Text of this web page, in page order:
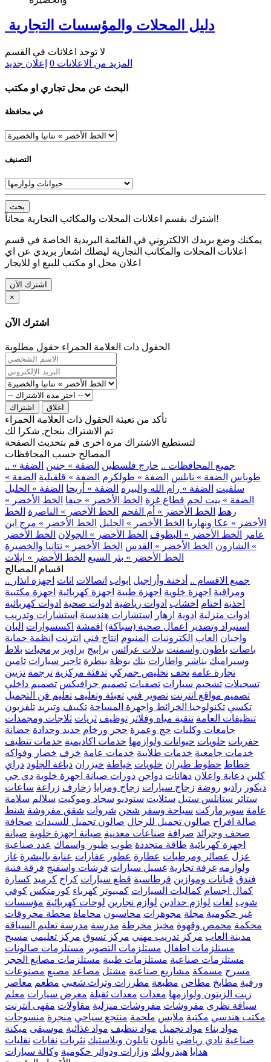
دليل المحلات والمؤسسات التجارية
لا توجد اعلانات في القسم
المزيد من الاعلانات 0 إعلان جديد
البحث عن محل تجاري او مكتب
في محافظة
التصنيف
بحث
اشترك بقسم اعلانات المحلات والمكاتب التجارية مجاناً!
يمكنك وضع بريدك الالكتروني في القائمة البريدية الخاصة في قسم
اعلانات المحلات والمكاتب التجارية ليصلك اشعار بريدي عن اي
اعلان محل او مكتب للبيع او للايجار
اشترك الآن
×
اشترك الآن
الحقول ذات العلامة الحمراء حقول مطلوبة
اشتراك اغلاق
تأكد من تعبئة الحقول ذات العلامة الحمراء
تم الاشتراك بنجاح, شكرا لك
لتستطيع الاشتراك مرة اخرى قم بتحديث الصفحة
المصالح حسب المحافظات
.. جميع المحافظات .. خارج فلسطين الضفة » جنين الضفة »
طوباس الضفة » نابلس الضفة » طولكرم الضفة » قلقيلية الضفة »
سلفيت الضفة » رام الله والبيره الضفة » أريحا الضفة » الخليل
الضفة » بيت لحم قطاع غزة الخط الأخضر » حيفا الخط الأخضر »
رهط الخط الأخضر » أم الفحم الخط الأخضر » الناصرة الخط
الأخضر » عكا ونهاريا الخط الأخضر » الجليل الخط الأخضر » مرج ابن
عامر
الخط الأخضر » البطوف الخط الأخضر » الجولان الخط الأخضر
» الشارون الخط الأخضر » القدس الخط الأخضر » نتانيا والخضيرة
الخط الأخضر » بئر السبع الخط الأخضر » ايلات
اقسام المصالح
.. جميع الاقسام .. أدخنة وأراجيل ابواب اتصالات اثاث اجهزة انذار
ومراقبة اجهزة خلوية اجهزة طبية اجهزة كهربائية اجهزة مكتبية
احذية اختام اخشاب ادوات رياضية ادوات صحية ادوات كهربائية
ادوات منزلية ادوية ازهار استشارات هندسية استشارات وتدريب
استيراد وتصدير
اعمال صحية (سباكة) اقمشة اكسسوارات البان
واجبان العاب الكترونيات المنيوم انتاج فني انترنت انظمة حماية
باصات باطون واسمنت بدلات عرائس برابيج براويز برمجيات بلاط
وسيراميك بناشر واطارات بنك بوظة بيطرة تاجير سيارات تامين
تجارة عامة تحف تخليص جمركي تدفئة مركزية ترجمة تزيين
تسجيلات تشحيم سيارات تصفيات تصميم جرافيكس تصميم داخلي
تصميم مواقع انترنت تصوير فني تعبئة وتغليف تعليم فن التجميل
تكسي تكنولوجيا الخرائط واجهزة المساحة تكييف وتبريد تلفزيون
تنظيفات العامة تنقية مياه وفلاتر توظيف ثريات ثلاجات ومجمدات
جامعات وكليات حج وعمرة حجر ورخام حديد وحدادة حضانة
حفريات حلويات حيوانات ولوازمها خدمات اكاديمية خدمات تنظيف
خدمات جامعية خدمات طلابية خدمات عامة خزف خضار وفواكه
خطاط خطوط طيران خلويات خياطة خيزران دباغة الجلود دراي
كلين دعاية واعلان دهانات دواجن دورات صيانة اجهزة خلوية دي جي
ديكور راديو روضة زجاج سيارات زجاج ومرايا زخارف زراعة ساعات
ستائر ستانلس ستيل ستلايت ستوديو سجاد وموكيت سلالم سلامة
عامة سوبرماركت سياحة وسفر شحن شروات شقق مفروشة شنط
صالة افراح صالون تجميل للرجال صالون تجميل للسيدات صحافة
صحف وجرائد صرافة صناعات معدنية صيانة اجهزة خلوية صيانة
اجهزة كهربائية طاقة متجددة طوب طيور واسماك عدد صناعية
عزل عصائر ومرطبات عطارة عطور عقارات عناية بالبشرة غاز
ولوازمه غرفة تجارية غسيل سيارات فرشات واسفنج فرقة فنية
فندق قبانات وموازين قرطاسية قطع سيارات كراج كرميد كسارة
كمال اجسام كماليات السيارات كمبيوتر كهرباء كوزمتكس كوفي
شوب لغات لوازم حدادين لوازم نجارين لوحات كهربائية مؤسسات
غير حكومية مجلة مجوهرات محاسبون محاماة محطة محروقات
محكمة محمص وقهوة مخبز مخرطة مدرسة مدرسة تعليم السياقة
مدينة العاب مركز تدريب مهني مركز تسوق مركز تعليمي مسبح
مستلزمات اطفال مستلزمات التصوير مستلزمات صالونات
مستلزمات صناعية مستلزمات طبية مستلزمات مصانع الحجر
مسرح مسمكة مشاريع صناعية مشتل مصاعد مصنع مصنوعات
ورقية مطابخ مطاحن مطبعة مطرزات وتراث شعبي مطعم معاصر
زيت الزيتون ولوازمها معدات معدات ثقيلة معرض سيارات معلم
سياقة نظري مفروشات مفروشات منزلية مقاولات مقهى انترنت
مكتب هندسي مكتبة ملابس ملحمة منتجع سياحي منجرة منسوجات
مواد بناء مواد تجميل مواد تنظيف مواد غذائية موسيقى ميكنة
صناعية نادي رياضي نايلون نايلون وبلاستيك نثريات نقابات نقليات
هدايا هيدروليك وزارات ودوائر حكومية وكالة سيارات